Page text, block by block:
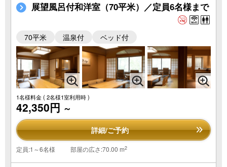
展望風呂付和洋室（70平米）／定員6名様まで
70平米 温泉付 ベッド付
1名様料金( 2名様1室利用時 )
42,350円 ～
詳細/ご予約
定員:1～6名様 部屋の広さ:70.00 m2